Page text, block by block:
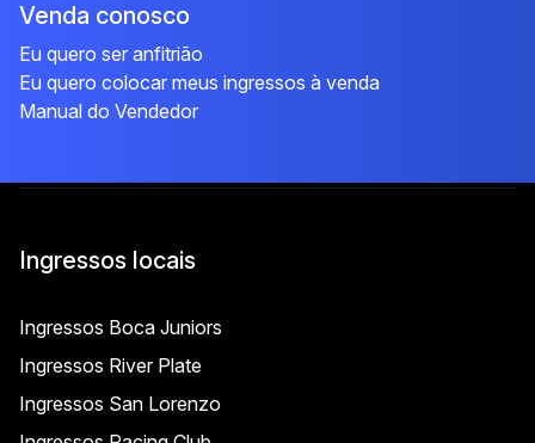
Venda conosco
Eu quero ser anfitrião
Eu quero colocar meus ingressos à venda
Manual do Vendedor
Ingressos locais
Ingressos Boca Juniors
Ingressos River Plate
Ingressos San Lorenzo